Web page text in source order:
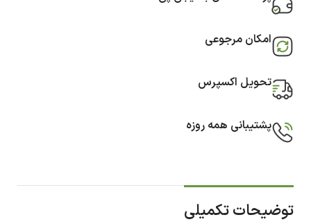
امکان مرجوعی
تحویل اکسپرس
پشتیبانی همه روزه
توضیحات تکمیلی